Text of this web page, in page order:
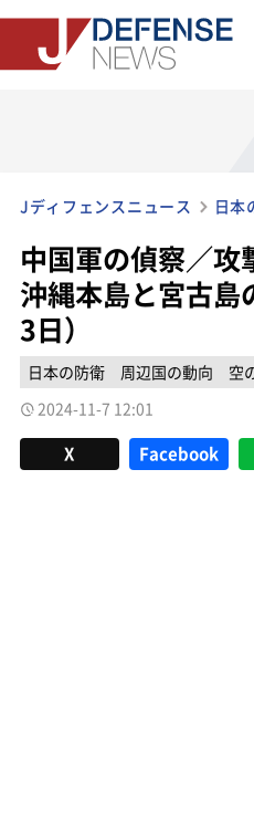
Jディフェンスニュース 日本
中国軍の偵察／
沖縄本島と宮古島
3日）
日本の防衛 周辺国の動向
空
2024-11-7 12:01
X Facebook